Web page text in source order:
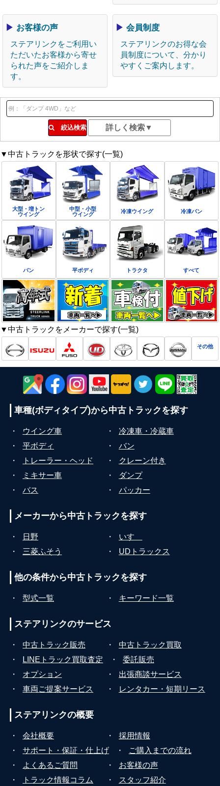
▶ お客様の声
ステアリンクをご利用い
ただいたお客様から寄せ
られた声をご紹介しま
す。
▶ 会員制度
ステアリンクのお得な会
員制度について、分かり
やすくご案内します。
絞込検索
▼中古トラックを形状で探す(一覧)
大型・増トン
ウイング
中型・小型
ウイング
冷凍ウイング 冷凍バン
バン 平ボディ トラクタ すべて
▼中古トラックをメーカーで探す(一覧)
その他
車種(ボディタイプ)から中古トラックを探す
・ ウイング車 ・
冷凍車・冷蔵車
・
平ボディ ・
バン
・
トレーラー・ヘッド ・
クレーン付き
・
ミキサー車 ・
ダンプ
・
バス ・ パッカー
メーカーから中古トラックを探す
・ 日野 ・
いすゞ
・
三菱ふそう ・ UDトラックス
他の条件から中古トラックを探す
・ 型式一覧 ・ キーワード一覧
ステアリンクのサービス
・ 中古トラック販売 ・
中古トラック買取
・
LINEトラック買取査定 ・
委託販売
・
オプション ・
出張商談サービス
・
車両ご提案サービス ・ レンタカー・短期リース
ステアリンクの概要
・ 会社概要 ・
採用情報
・
サポート・保証・仕上げ ・
ご購入までの流れ
・
よくあるご質問 ・
お客様の声
・
トラック情報コラム ・ スタッフ紹介